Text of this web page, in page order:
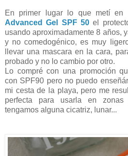
En primer lugar lo que metí en
Advanced Gel SPF 50 el
usando aproximadamente 8 años,
y no comedogénico, es muy
llevar una mascara en la cara,
probado y no lo cambio por otro.
Lo compré con una promoción
con SPF90 pero no puedo
mi cesta de la playa, pero me
perfecta para usarla en zonas
tengamos alguna cicatriz, lunar...